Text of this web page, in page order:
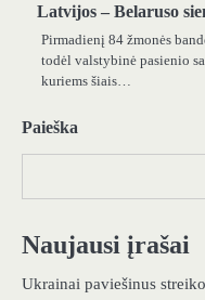
Latvijos – Belaruso
Pirmadienį 84 žmonės
todėl valstybinė pasienio
kuriems šiais…
Paieška
Naujausi įrašai
Ukrainai paviešinus